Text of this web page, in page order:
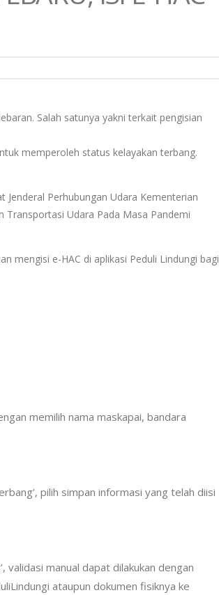
Salah satunya yakni terkait pengisian
memperoleh status kelayakan terbang.
Perhubungan Udara Kementerian
Udara Pada Masa Pandemi
mengisi e-HAC di aplikasi Peduli Lindungi bagi
memilih nama maskapai, bandara
pilih simpan informasi yang telah diisi
validasi manual dapat dilakukan dengan
ataupun dokumen fisiknya ke